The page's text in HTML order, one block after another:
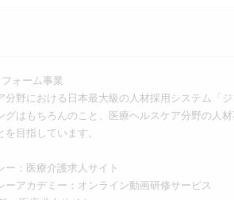
ォーム事業
分野における日本最大級の人材採用システム「
グはもちろんのこと、医療ヘルスケア分野の人
目指しています。
ー：医療介護求人サイト
ーアカデミー：オンライン動画研修サービス